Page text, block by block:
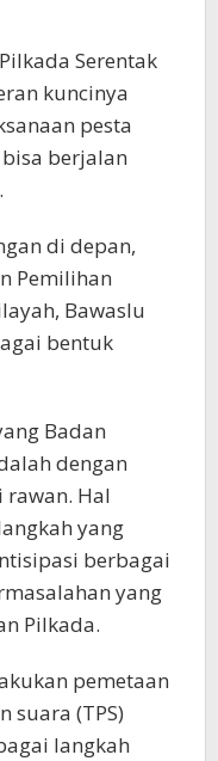
Serentak
kuncinya
pesta
berjalan
di depan,
Pemilihan
Bawaslu
bentuk
Badan
dengan
rawan. Hal
yang
berbagai
yang
Pilkada.
pemetaan
suara (TPS)
langkah